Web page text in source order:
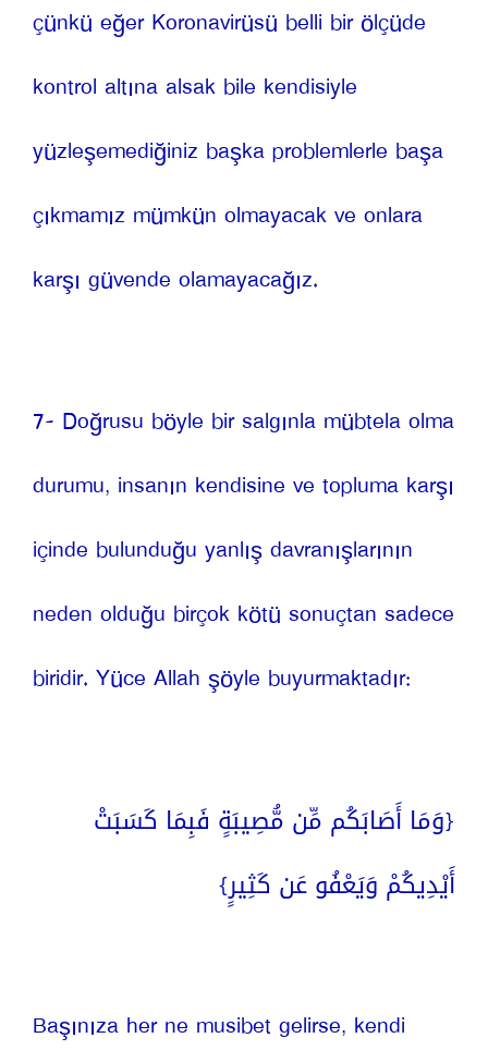
çünkü eğer Koronavirüsü belli bir ölçüde
kontrol altına alsak bile kendisiyle
yüzleşemediğiniz başka problemlerle başa
çıkmamız mümkün olmayacak ve onlara
karşı güvende olamayacağız.
7- Doğrusu böyle bir salgınla mübtela olma
durumu, insanın kendisine ve topluma karşı
içinde bulunduğu yanlış davranışlarının
neden olduğu birçok kötü sonuçtan sadece
biridir. Yüce Allah şöyle buyurmaktadır:
أَيْدِيكُمْ وَيَعْفُو عَن كَثِيرٍ}
Başınıza her ne musibet gelirse, kendi